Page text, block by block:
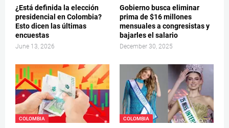
¿Está definida la elección
presidencial en Colombia?
Esto dicen las últimas
encuestas
June 13, 2026
Gobierno busca eliminar
prima de $16 millones
mensuales a congresistas y
bajarles el salario
December 30, 2025
COLOMBIA COLOMBIA